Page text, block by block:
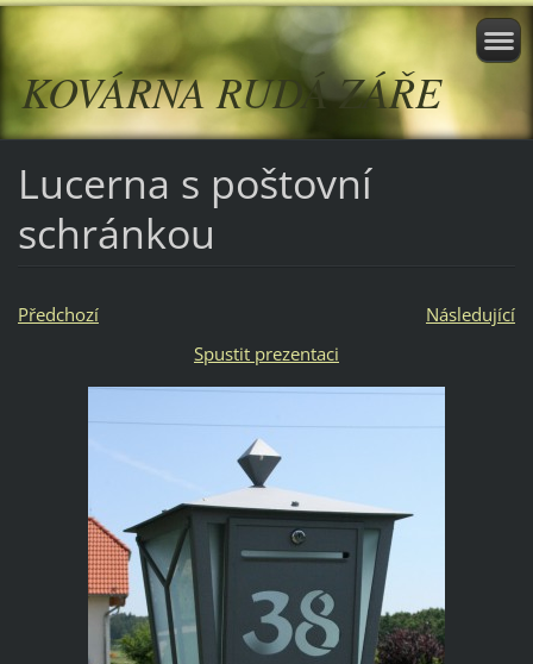
KOVÁRNA RUDÁ ZÁŘE
Lucerna s poštovní
schránkou
Předchozí
Následující
Spustit prezentaci